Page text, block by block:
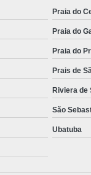
Praia do
Praia do
Praia do
Prais de
Riviera de
São
Ubatuba